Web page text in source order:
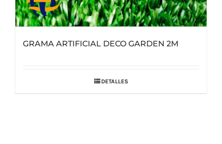
GRAMA ARTIFICIAL DECO GARDEN 2M
DETALLES